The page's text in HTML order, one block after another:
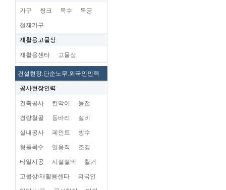
가구 씽크 목수 목공
철재가구
재활용고물상
재활용센타 고물상
건설현장.단순노무.외국인인력
공사현장인력
건축공사 칸막이 용접
경량철골 동바리 설비
실내공사 페인트 방수
형틀목수 일용직 조경
타일시공 시설설비 철거
고물상/재활용센타 외국인